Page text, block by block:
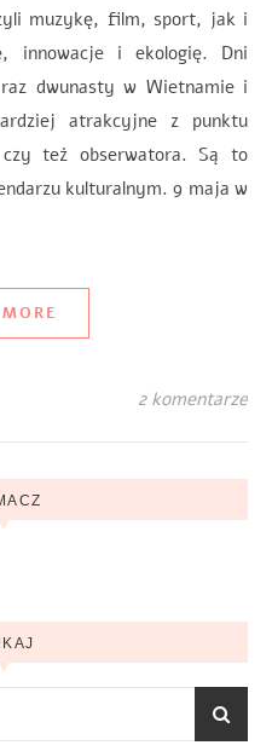
muzykę, film, sport, jak i
innowacje i ekologię. Dni
dwunasty w Wietnamie i
atrakcyjne z punktu
też obserwatora. Są to
kulturalnym. 9 maja w
2 komentarze